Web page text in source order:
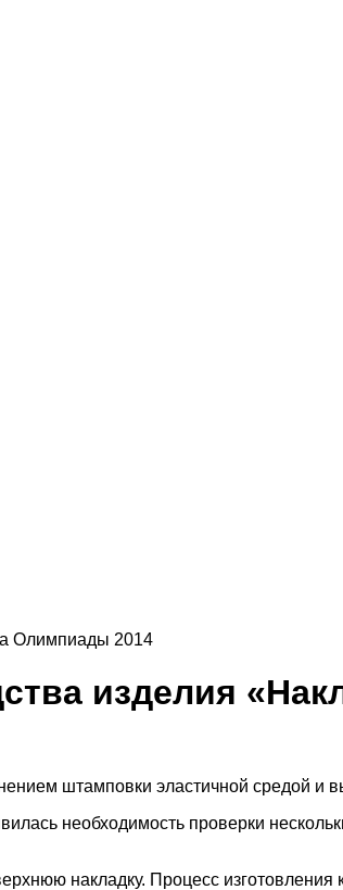
Олимпиады 2014
изделия
штамповки эластичной средой
необходимость проверки
накладку. Процесс